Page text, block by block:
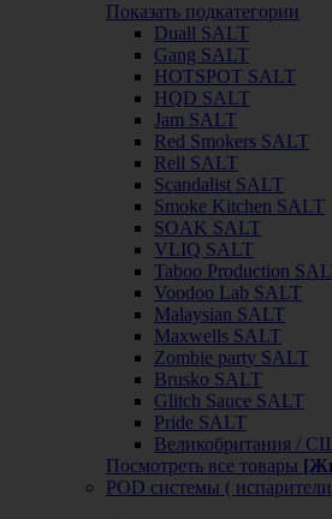
Показать подкатегории
Duall SALT
Gang SALT
HOTSPOT SALT
HQD SALT
Jam SALT
Red Smokers SALT
Rell SALT
Scandalist SALT
Smoke Kitchen SALT
SOAK SALT
VLIQ SALT
Taboo Production
Voodoo Lab SALT
Malaysian SALT
Maxwells SALT
Zombie party SALT
Brusko SALT
Glitch Sauce SALT
Pride SALT
Великобритания /
Посмотреть все товары
POD системы (